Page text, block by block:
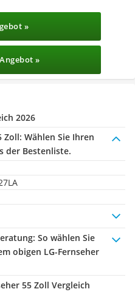
»
»
2026
Zoll: Wählen Sie Ihren
der Bestenliste.
: So wählen Sie
obigen LG-Fernseher
55 Zoll Vergleich